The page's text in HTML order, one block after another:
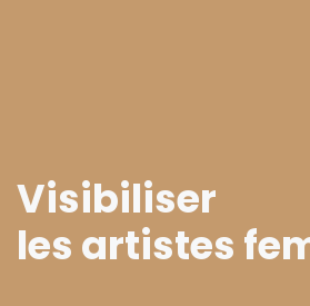
Visibiliser
les artistes